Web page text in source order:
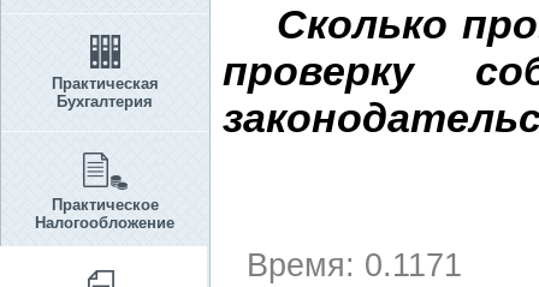
Практическая
Бухгалтерия
Практическое
Налогообложение
Сколько
проверку
Время: 0.1171